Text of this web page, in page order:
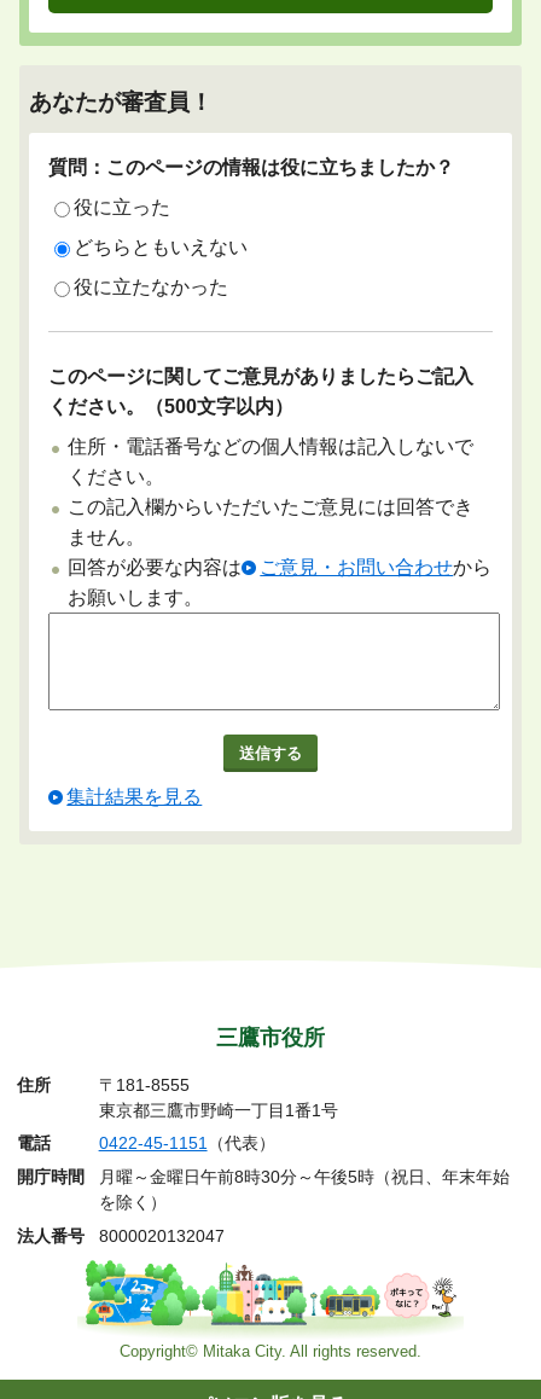
あなたが審査員！
質問：このページの情報は役に立ちましたか？
役に立った
どちらともいえない
役に立たなかった
このページに関してご意見がありましたらご記入
ください。（500文字以内）
住所・電話番号などの個人情報は記入しないで
ください。
この記入欄からいただいたご意見には回答でき
ません。
回答が必要な内容は
ご意見・お問い合わせから
お願いします。
集計結果を見る
三鷹市役所
住所
〒181-8555
東京都三鷹市野崎一丁目1番1号
電話
0422-45-1151（代表）
開庁時間
月曜～金曜日午前8時30分～午後5時（祝日、年末年始
を除く）
法人番号
8000020132047
Copyright© Mitaka City. All rights reserved.